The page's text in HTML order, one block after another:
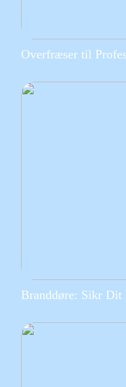
Overfræser til
Branddøre: Sikr Dit